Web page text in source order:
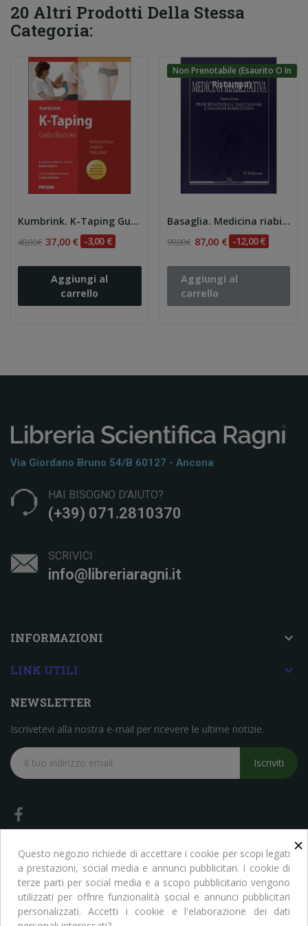
20 Altri Prodotti Della Stessa
Categoria:
Kumbrink. K-Taping Guida illustrata 2E
40,00 € 37,00 € -3,00 €
Aggiungi al
carrello
Non Prenotabile (esaurito O In
Ristampa)
Basaglia. Medicina riabilitativa. Medicina...
99,00 € 87,00 € -12,00 €
Aggiungi al
carrello
Via Giordano Bruno 54/b 60127 - Ancona
HAI BISOGNO D'AIUTO?
(+39) 071.2810370
SCRIVICI
info@libreriaragni.it
INFORMAZIONI 
LINK UTILI 
NEWSLETTER
Iscrivetevi alla nostra e-mail per ricevere le ultime notizie.
Iscriviti
Copyright © Libreria Scientifica Ragni. Tutti i Diritti Riservati
×
Questo negozio richiede di accettare i cookie per scopi legati
a prestazioni, social media e annunci pubblicitari. I cookie di
terze parti per social media e a scopo pubblicitario vengono
utilizzati per offrire funzionalità social e annunci pubblicitari
personalizzati. Accetti i cookie e l'elaborazione dei dati